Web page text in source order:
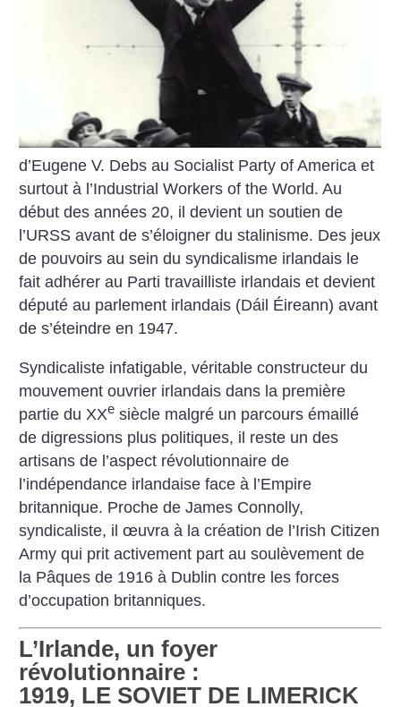
d’Eugene V. Debs au Socialist Party of America et
surtout à l’Industrial Workers of the World. Au
début des années 20, il devient un soutien de
l’URSS avant de s’éloigner du stalinisme. Des jeux
de pouvoirs au sein du syndicalisme irlandais le
fait adhérer au Parti travailliste irlandais et devient
député au parlement irlandais (Dáil Éireann) avant
de s’éteindre en 1947.
Syndicaliste infatigable, véritable constructeur du
mouvement ouvrier irlandais dans la première
partie du XXe siècle malgré un parcours émaillé
de digressions plus politiques, il reste un des
artisans de l’aspect révolutionnaire de
l’indépendance irlandaise face à l’Empire
britannique. Proche de James Connolly,
syndicaliste, il œuvra à la création de l’Irish Citizen
Army qui prit activement part au soulèvement de
la Pâques de 1916 à Dublin contre les forces
d’occupation britanniques.
L’Irlande, un foyer
révolutionnaire :
1919, LE SOVIET DE LIMERICK